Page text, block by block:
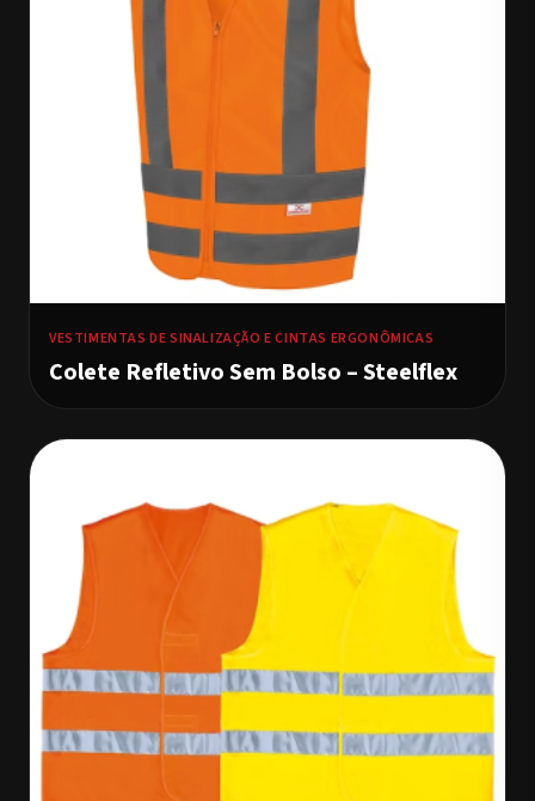
VESTIMENTAS DE SINALIZAÇÃO E CINTAS ERGONÔMICAS
Colete Refletivo Sem Bolso – Steelflex